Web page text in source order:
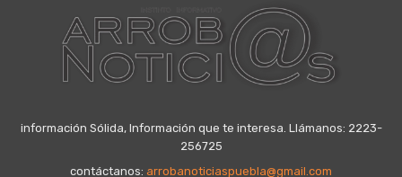
información Sólida, Información que te interesa. Llámanos: 2223-
256725
contáctanos: arrobanoticiaspuebla@gmail.com